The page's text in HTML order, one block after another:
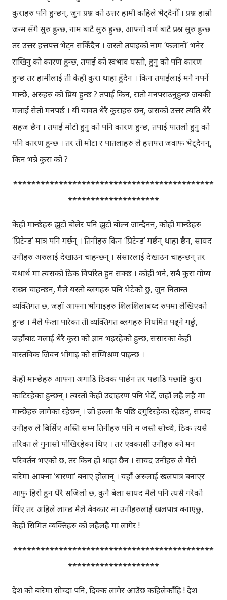
कुराहरु पनि हुन्छन्, जुन प्रश्न को उत्तर हामी कहिले भेट्दैनौँ । प्रश्न हाम्रो
जन्म सँगै सुरु हुन्छ, नाम बाटै सुरु हुन्छ, आफ्नो वर्ण बाटै प्रश्न सुरु हुन्छ
तर उत्तर हत्तपत्त भेट्न सकिँदैन । जस्तो तपाइको नाम ‘फलानो’ भनेर
राखिनु को कारण हुन्छ, तपाई को स्वभाव यस्तो, हुनु को पनि कारण
हुन्छ तर हामीलाई ती केही कुरा थाहा हुँदैन । किन तपाईलाई मनै नपर्ने
मान्छे, अरुहरु को प्रिय हुन्छ ? तपाई किन, रातो मनपराउनुहुन्छ जबकी
मलाई सेतो मनपर्छ । यी यावत धेरै कुराहरु छन्, जसको उत्तर त्यति धेरै
सहज छैन । तपाई मोटो हुनु को पनि कारण हुन्छ, तपाई पातलो हुनु को
पनि कारण हुन्छ । तर ती मोटा र पातलाहरु ले हत्तपत्त जवाफ भेट्दैनन्,
किन भन्ने कुरा को ?
********************************************
********************
केही मान्छेहरु झुटो बोलेर पनि झुटो बोल्न जान्दैनन्, कोही मान्छेहरु
‘प्रिटेन्ड’ मात्र पनि गर्छन् । तिनीहरु किन ‘प्रिटेन्ड’ गर्छन् थाहा छैन, सायद
उनीहरु अरुलाई देखाउन चाहन्छन् । संसारलाई देखाउन चाहन्छन् तर
यथार्थ मा त्यसको ठिक विपरित हुन सक्छ । कोही भने, सबै कुरा गोप्य
राख्न चाहन्छन्, मैले यस्तो ब्लगहरु पनि भेटेको छु, जुन नितान्त
व्यक्तिगत छ, जहाँ आफ्ना भोगाइहरु शिलशिलाबध्द रुपमा लेखिएको
हुन्छ । मैले फेला पारेका ती व्यक्तिगत ब्लगहरु नियमित पढ्ने गर्छु,
जहाँबाट मलाई धेरै कुरा को ज्ञान भइरहेको हुन्छ, संसारका केही
वास्तविक जिवन भोगाइ को सम्मिश्रण पाइन्छ ।
केही मान्छेहरु आफ्ना अगाडि ठिक्क पार्छन तर पछाडि पछाडि कुरा
काटिरहेका हुन्छन् । त्यस्तो केही उदाहरण पनि भेटेँ, जहाँ लहै लहै मा
मान्छेहरु लागेका रहेछन् । जो हल्ला कै पछि दगुरिरहेका रहेछन्, सायद
उनीहरु ले बिर्सिए अस्ति सम्म तिनीहरु पनि म जस्तै सोच्थे, ठिक त्यसै
तरिका ले गुनासो पोखिरहेका थिए । तर एक्कासी उनीहरु को मन
परिवर्तन भएको छ, तर किन हो थाहा छैन । सायद उनीहरु ले मेरो
बारेमा आफ्ना ‘धारणा’ बनाए होलान् । यहाँ अरुलाई खलपात्र बनाएर
आफु हिरो हुन धेरै सजिलो छ, कुनै बेला सायद मैले पनि त्यसै गरेको
थिँए तर अहिले लाग्छ मैले बेक्कार मा उनीहरुलाई खलपात्र बनाएछु,
केही सिमित व्यक्तिहरु को लहैलहै मा लागेर !
********************************************
********************
देश को बारेमा सोच्दा पनि, दिक्क लागेर आउँछ कहिलेकाँहि ! देश